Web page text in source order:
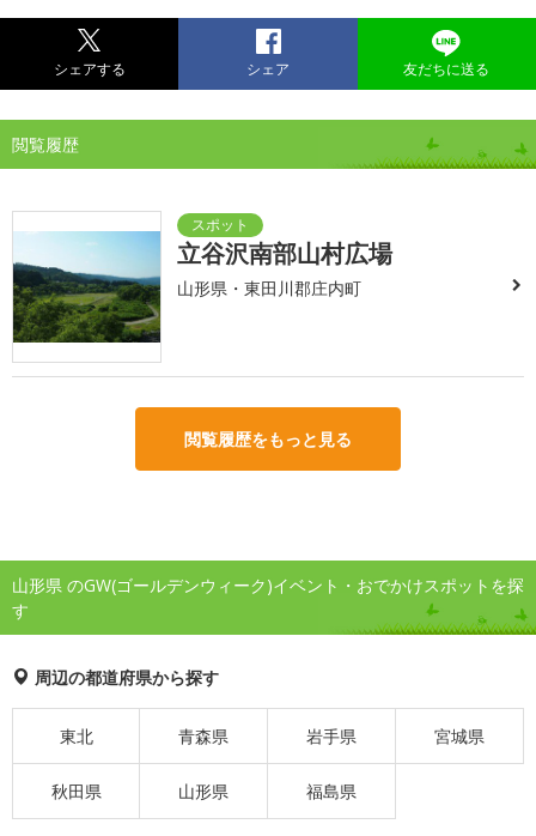
シェアする シェア 友だちに送る
閲覧履歴
立谷沢南部山村広場
山形県・東田川郡庄内町
閲覧履歴をもっと見る
山形県 のGW(ゴールデンウィーク)イベント・おでかけスポットを探
す
周辺の都道府県から探す
東北 青森県 岩手県 宮城県
秋田県 山形県 福島県